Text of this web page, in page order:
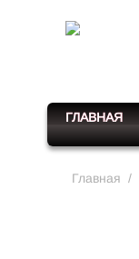
ГЛАВНАЯ
Главная /